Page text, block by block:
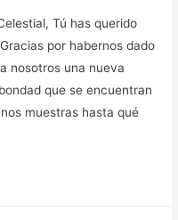
Tú has querido
por habernos dado
nosotros una nueva
que se encuentran
muestras hasta qué